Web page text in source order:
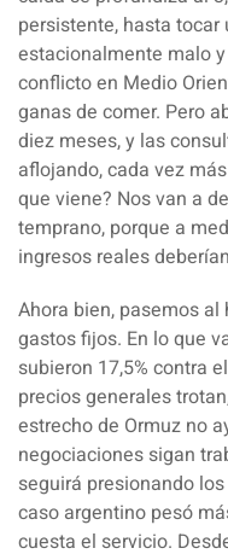
persistente, hasta
estacionalmente malo
conflicto en Medio
ganas de comer. Pero
diez meses, y las
aflojando, cada vez
que viene? Nos van a
temprano, porque a
ingresos reales
Ahora bien, pasemos
gastos fijos. En lo que
subieron 17,5% contra
precios generales
estrecho de Ormuz no
negociaciones sigan
seguirá presionando
caso argentino pesó
cuesta el servicio.